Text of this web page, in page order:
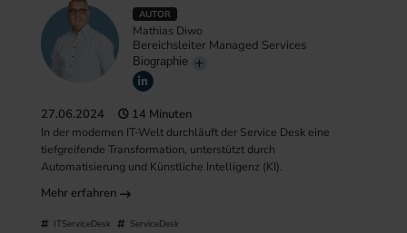
AUTOR
Mathias Diwo
Bereichsleiter Managed Services
Biographie
27.06.2024 14 Minuten
In der modernen IT-Welt durchläuft der Service Desk eine
tiefgreifende Transformation, unterstützt durch
Automatisierung und Künstliche Intelligenz (KI).
Mehr erfahren
ITServiceDesk ServiceDesk